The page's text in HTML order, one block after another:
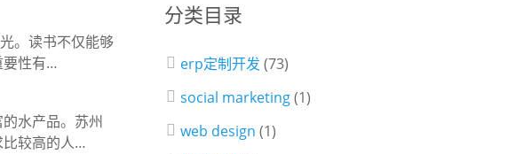
。读书不仅能够
要性有…
水产品。苏州
比较高的人…
分类目录
erp定制开发 (73)
social marketing(1)
web design (1)